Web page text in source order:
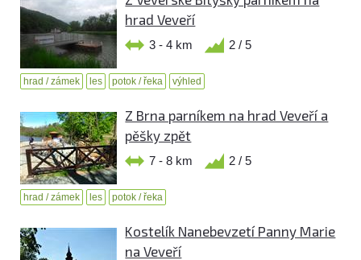
hrad Veveří
3 - 4 km 2 / 5
hrad / zámek les potok / řeka výhled
Z Brna parníkem na hrad Veveří a
pěšky zpět
7 - 8 km 2 / 5
hrad / zámek les potok / řeka
Kostelík Nanebevzetí Panny Marie
na Veveří